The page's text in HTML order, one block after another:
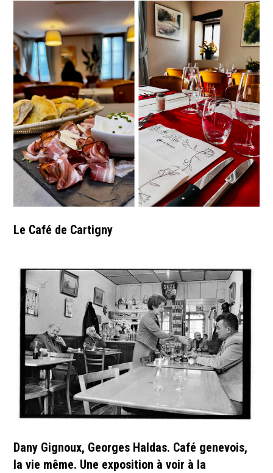
Le Café de Cartigny
Dany Gignoux, Georges Haldas. Café genevois,
la vie même. Une exposition à voir à la